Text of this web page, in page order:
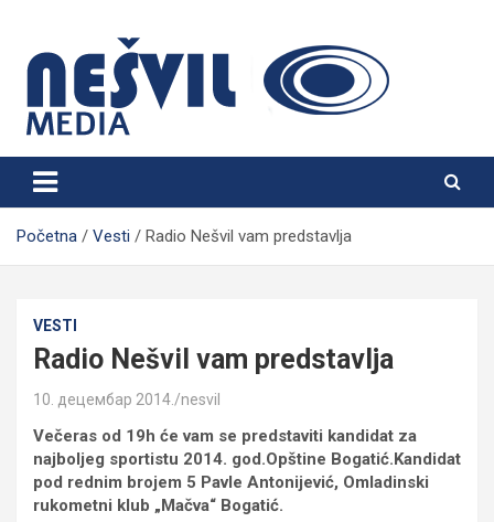
content
Nešvil Media Bogatić
Početna Vesti Radio Nešvil vam predstavlja
VESTI
Radio Nešvil vam predstavlja
10. децембар 2014. nesvil
Večeras od 19h će vam se predstaviti kandidat za
najboljeg sportistu 2014. god.Opštine Bogatić.Kandidat
pod rednim brojem 5 Pavle Antonijević, Omladinski
rukometni klub „Mačva“ Bogatić.